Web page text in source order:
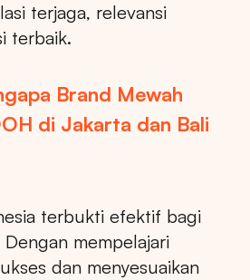
terjaga, relevansi
terbaik.
Brand Mewah
di Jakarta dan Bali
terbukti efektif bagi
mempelajari
dan menyesuaikan